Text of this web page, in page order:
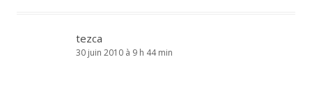
tezca
30 juin 2010 à 9 h 44 min